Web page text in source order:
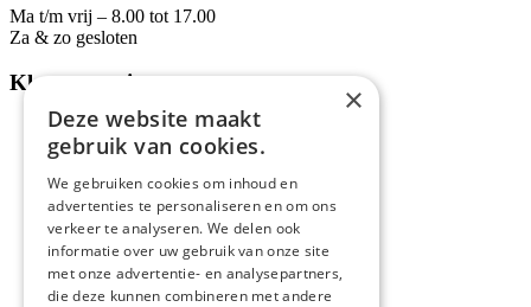
Ma t/m vrij – 8.00 tot 17.00
Za & zo gesloten
Klantenservice
Algemene voorwaarden
Contact
Meest gestelde vragen
Niet helemaal tevreden?
Retourneren & Herroepingsrecht
Privacy verklaring
Cookieverklaring
×
Deze website maakt
gebruik van cookies.
We gebruiken cookies om inhoud en
advertenties te personaliseren en om ons
verkeer te analyseren. We delen ook
informatie over uw gebruik van onze site
met onze advertentie- en analysepartners,
die deze kunnen combineren met andere